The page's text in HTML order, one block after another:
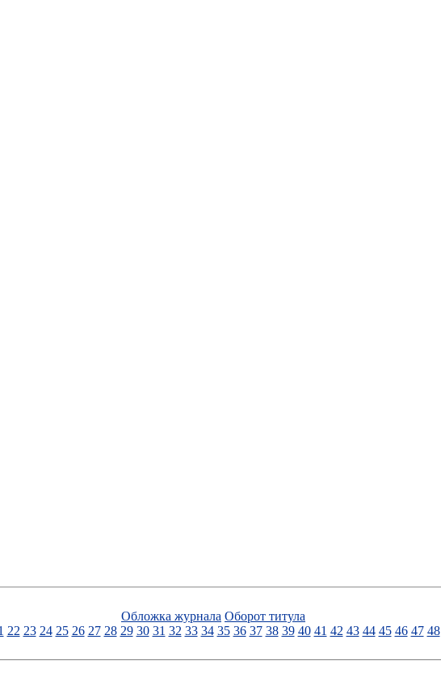
Обложка журнала Оборот титула
22 23 24 25 26 27 28 29 30 31 32 33 34 35 36 37 38 39 40 41 42 43 44 45 46 47 48